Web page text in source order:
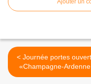
Ajouter un
< Journée portes ouvertes
«Champagne-